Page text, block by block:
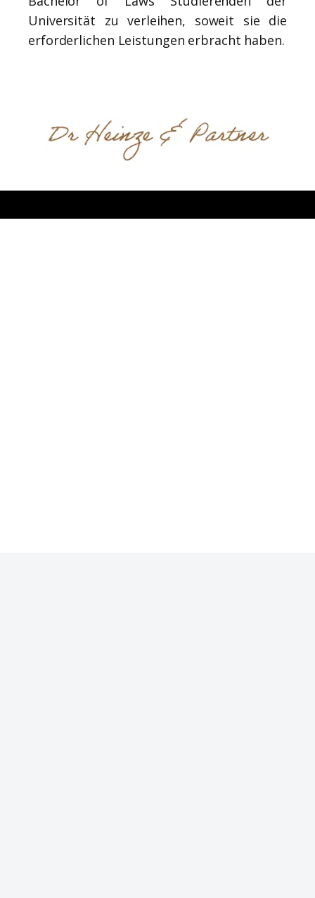
Universität zu verleihen, soweit sie die
erforderlichen Leistungen erbracht haben.